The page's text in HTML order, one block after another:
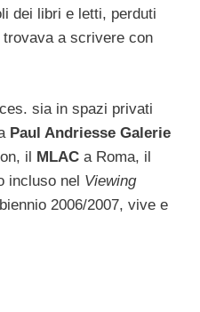
dei libri e letti, perduti
a scrivere con
sia in spazi privati
Paul Andriesse Galerie
il MLAC a Roma, il
incluso nel Viewing
2006/2007, vive e